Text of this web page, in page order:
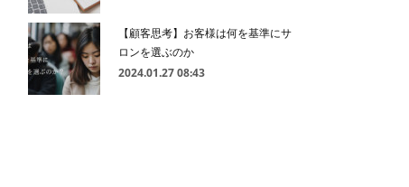
【顧客思考】お客様は何を基準にサ
ロンを選ぶのか
2024.01.27 08:43